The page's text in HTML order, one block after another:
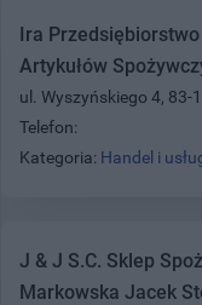
Ira
Artykułów
ul. Wyszyńskiego 4, 83-
Telefon:
Kategoria: Handel i
J & J S.C. Sklep
Markowska Jacek